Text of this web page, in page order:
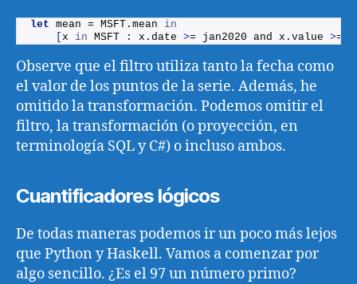
let mean = MSFT. mean
in
x in MSFT : x. date >= jan2020 and x. value >=
Observe que el filtro utiliza tanto la fecha como
el valor de los puntos de la serie. Además, he
omitido la transformación. Podemos omitir el
filtro, la transformación (o proyección, en
terminología SQL y C#) o incluso ambos.
Cuantificadores lógicos
De todas maneras podemos ir un poco más lejos
que Python y Haskell. Vamos a comenzar por
algo sencillo. ¿Es el 97 un número primo?